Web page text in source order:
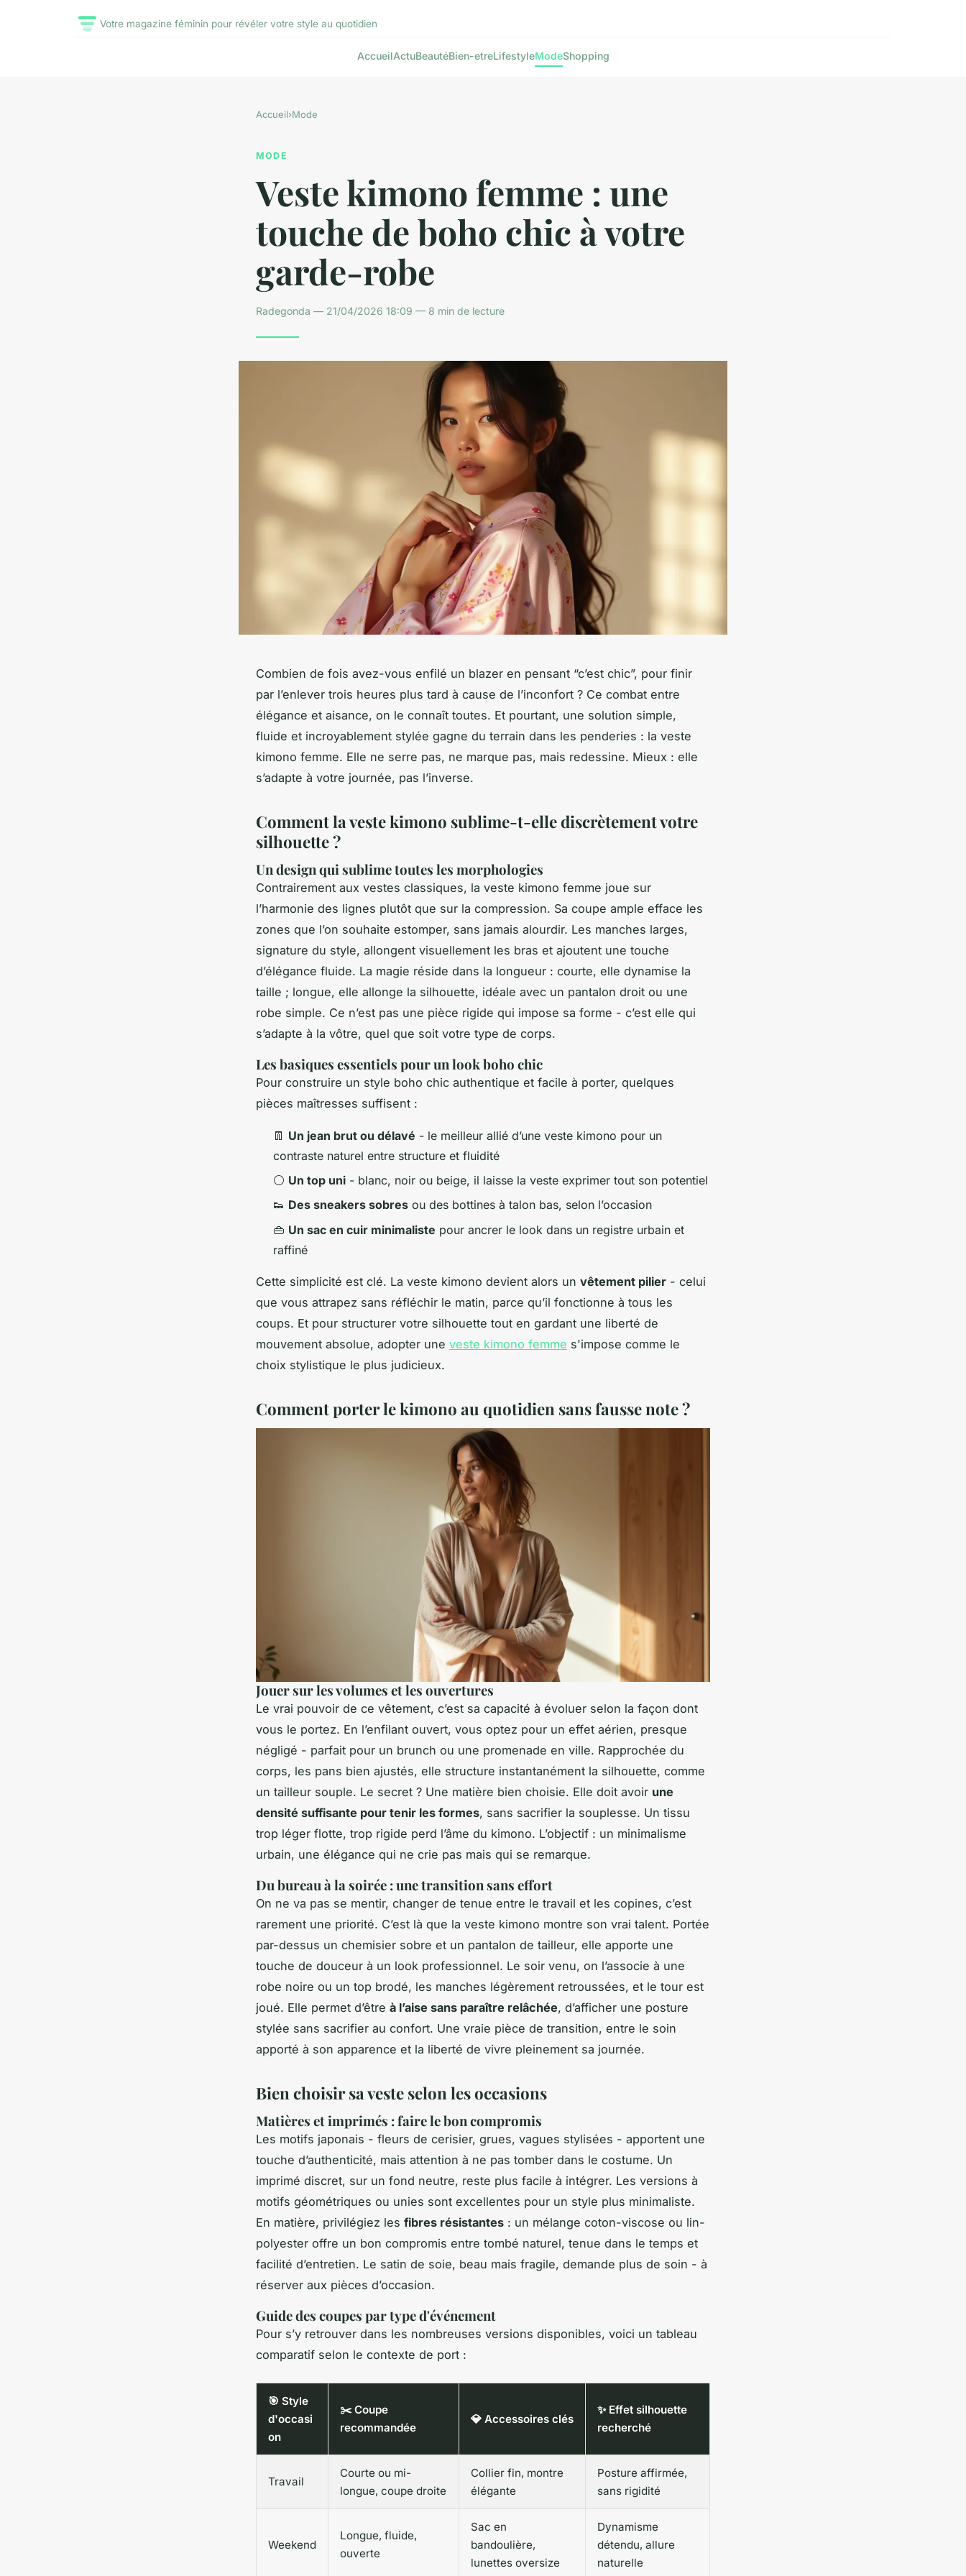
Votre magazine féminin pour révéler votre style au quotidien
AccueilActuBeautéBien-etreLifestyleModeShopping
Accueil›Mode
MODE
Veste kimono femme : une
touche de boho chic à votre
garde-robe
Radegonda — 21/04/2026 18:09 — 8 min de lecture
Combien de fois avez-vous enfilé un blazer en pensant “c’est chic”, pour finir
par l’enlever trois heures plus tard à cause de l’inconfort ? Ce combat entre
élégance et aisance, on le connaît toutes. Et pourtant, une solution simple,
fluide et incroyablement stylée gagne du terrain dans les penderies : la veste
kimono femme. Elle ne serre pas, ne marque pas, mais redessine. Mieux : elle
s’adapte à votre journée, pas l’inverse.
Comment la veste kimono sublime-t-elle discrètement votre
silhouette ?
Un design qui sublime toutes les morphologies
Contrairement aux vestes classiques, la veste kimono femme joue sur
l’harmonie des lignes plutôt que sur la compression. Sa coupe ample efface les
zones que l’on souhaite estomper, sans jamais alourdir. Les manches larges,
signature du style, allongent visuellement les bras et ajoutent une touche
d’élégance fluide. La magie réside dans la longueur : courte, elle dynamise la
taille ; longue, elle allonge la silhouette, idéale avec un pantalon droit ou une
robe simple. Ce n’est pas une pièce rigide qui impose sa forme - c’est elle qui
s’adapte à la vôtre, quel que soit votre type de corps.
Les basiques essentiels pour un look boho chic
Pour construire un style boho chic authentique et facile à porter, quelques
pièces maîtresses suffisent :
👖 Un jean brut ou délavé - le meilleur allié d’une veste kimono pour un
contraste naturel entre structure et fluidité
⚪ Un top uni - blanc, noir ou beige, il laisse la veste exprimer tout son potentiel
👟 Des sneakers sobres ou des bottines à talon bas, selon l’occasion
👜 Un sac en cuir minimaliste pour ancrer le look dans un registre urbain et
raffiné
Cette simplicité est clé. La veste kimono devient alors un vêtement pilier - celui
que vous attrapez sans réfléchir le matin, parce qu’il fonctionne à tous les
coups. Et pour structurer votre silhouette tout en gardant une liberté de
mouvement absolue, adopter une veste kimono femme s'impose comme le
choix stylistique le plus judicieux.
Comment porter le kimono au quotidien sans fausse note ?
Jouer sur les volumes et les ouvertures
Le vrai pouvoir de ce vêtement, c’est sa capacité à évoluer selon la façon dont
vous le portez. En l’enfilant ouvert, vous optez pour un effet aérien, presque
négligé - parfait pour un brunch ou une promenade en ville. Rapprochée du
corps, les pans bien ajustés, elle structure instantanément la silhouette, comme
un tailleur souple. Le secret ? Une matière bien choisie. Elle doit avoir une
densité suffisante pour tenir les formes, sans sacrifier la souplesse. Un tissu
trop léger flotte, trop rigide perd l’âme du kimono. L’objectif : un minimalisme
urbain, une élégance qui ne crie pas mais qui se remarque.
Du bureau à la soirée : une transition sans effort
On ne va pas se mentir, changer de tenue entre le travail et les copines, c’est
rarement une priorité. C’est là que la veste kimono montre son vrai talent. Portée
par-dessus un chemisier sobre et un pantalon de tailleur, elle apporte une
touche de douceur à un look professionnel. Le soir venu, on l’associe à une
robe noire ou un top brodé, les manches légèrement retroussées, et le tour est
joué. Elle permet d’être à l’aise sans paraître relâchée, d’afficher une posture
stylée sans sacrifier au confort. Une vraie pièce de transition, entre le soin
apporté à son apparence et la liberté de vivre pleinement sa journée.
Bien choisir sa veste selon les occasions
Matières et imprimés : faire le bon compromis
Les motifs japonais - fleurs de cerisier, grues, vagues stylisées - apportent une
touche d’authenticité, mais attention à ne pas tomber dans le costume. Un
imprimé discret, sur un fond neutre, reste plus facile à intégrer. Les versions à
motifs géométriques ou unies sont excellentes pour un style plus minimaliste.
En matière, privilégiez les fibres résistantes : un mélange coton-viscose ou lin-
polyester offre un bon compromis entre tombé naturel, tenue dans le temps et
facilité d’entretien. Le satin de soie, beau mais fragile, demande plus de soin - à
réserver aux pièces d’occasion.
Guide des coupes par type d'événement
Pour s’y retrouver dans les nombreuses versions disponibles, voici un tableau
comparatif selon le contexte de port :
🎯 Style
d'occasi
on
✂️ Coupe
recommandée
💎 Accessoires clés
✨ Effet silhouette
recherché
Travail
Courte ou mi-
longue, coupe droite
Collier fin, montre
élégante
Posture affirmée,
sans rigidité
Weekend
Longue, fluide,
ouverte
Sac en
bandoulière,
lunettes oversize
Dynamisme
détendu, allure
naturelle